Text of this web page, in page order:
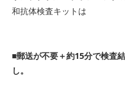
和抗体検査キットは
■郵送が不要＋約15分で検査
し。